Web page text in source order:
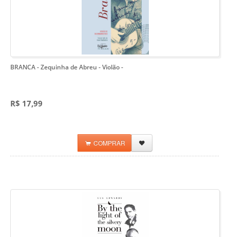
BRANCA - Zequinha de Abreu - Violão-
R$ 17,99
COMPRAR